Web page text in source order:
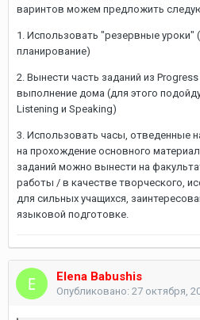
варинтов можем предложить
1. Использовать "резервные уроки"
планирование)
2. Вынести часть заданий из
выполнение дома (для этого
Listening и Speaking)
3. Использовать часы, отведенные
на прохождение основного
заданий можно вынести на
работы / в качестве творческого,
для сильных учащихся,
языковой подготовке.
Elena Babushis
Опубликовано: 27 октября,